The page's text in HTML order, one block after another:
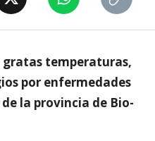
gratas temperaturas,
por enfermedades
la provincia de Bio-